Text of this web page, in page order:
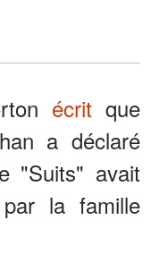
écrit que
a déclaré
"Suits" avait
la famille